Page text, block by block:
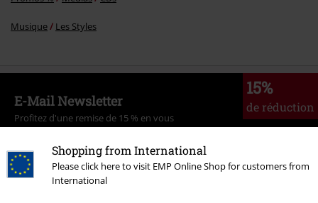
Shopping from International
Please click here to visit EMP Online Shop for customers from
International
Musique Les Styles
15%
de réduction
E-Mail Newsletter
Profitez d'une remise de 15 % en vous